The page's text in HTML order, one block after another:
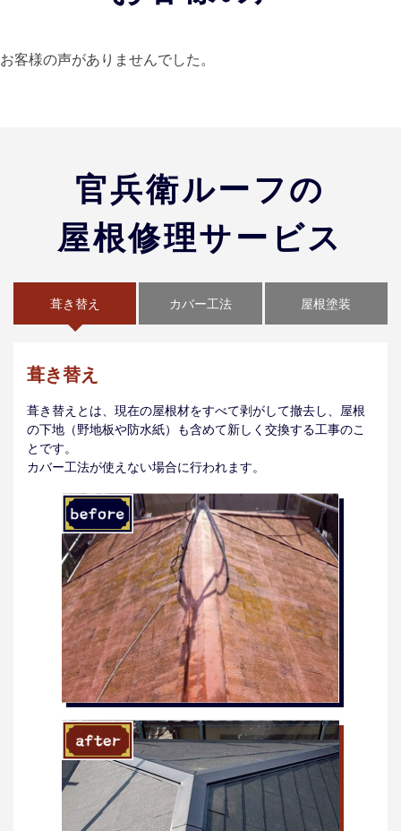
お客様の声がありませんでした。
官兵衛ルーフの
屋根修理サービス
葺き替え カバー工法 屋根塗装
葺き替え
葺き替えとは、現在の屋根材をすべて剥がして撤去し、屋根
の下地（野地板や防水紙）も含めて新しく交換する工事のこ
とです。
カバー工法が使えない場合に行われます。